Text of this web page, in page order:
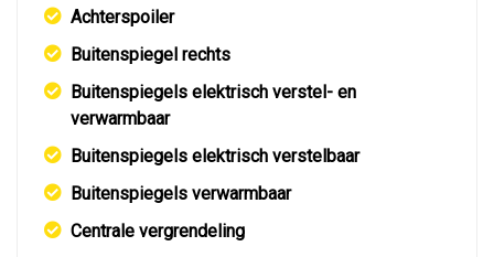
Achterspoiler
Buitenspiegel rechts
Buitenspiegels elektrisch verstel- en
verwarmbaar
Buitenspiegels elektrisch verstelbaar
Buitenspiegels verwarmbaar
Centrale vergrendeling